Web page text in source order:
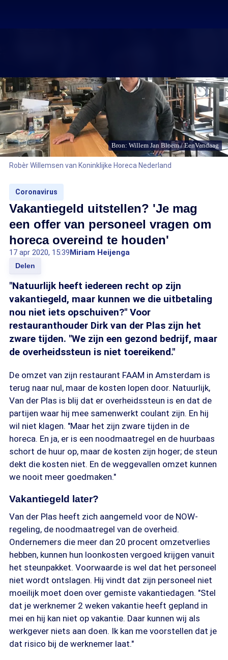
Bron: Willem Jan Bloem / EenVandaag
Robèr Willemsen van Koninklijke Horeca Nederland
Coronavirus
Vakantiegeld uitstellen? 'Je mag
een offer van personeel vragen om
horeca overeind te houden'
17 apr 2020, 15:39Miriam Heijenga
Delen
"Natuurlijk heeft iedereen recht op zijn
vakantiegeld, maar kunnen we die uitbetaling
nou niet iets opschuiven?" Voor
restauranthouder Dirk van der Plas zijn het
zware tijden. "We zijn een gezond bedrijf, maar
de overheidssteun is niet toereikend."
De omzet van zijn restaurant FAAM in Amsterdam is
terug naar nul, maar de kosten lopen door. Natuurlijk,
Van der Plas is blij dat er overheidssteun is en dat de
partijen waar hij mee samenwerkt coulant zijn. En hij
wil niet klagen. "Maar het zijn zware tijden in de
horeca. En ja, er is een noodmaatregel en de huurbaas
schort de huur op, maar de kosten zijn hoger; de steun
dekt die kosten niet. En de weggevallen omzet kunnen
we nooit meer goedmaken."
Vakantiegeld later?
Van der Plas heeft zich aangemeld voor de NOW-
regeling, de noodmaatregel van de overheid.
Ondernemers die meer dan 20 procent omzetverlies
hebben, kunnen hun loonkosten vergoed krijgen vanuit
het steunpakket. Voorwaarde is wel dat het personeel
niet wordt ontslagen. Hij vindt dat zijn personeel niet
moeilijk moet doen over gemiste vakantiedagen. "Stel
dat je werknemer 2 weken vakantie heeft gepland in
mei en hij kan niet op vakantie. Daar kunnen wij als
werkgever niets aan doen. Ik kan me voorstellen dat je
dat risico bij de werknemer laat."